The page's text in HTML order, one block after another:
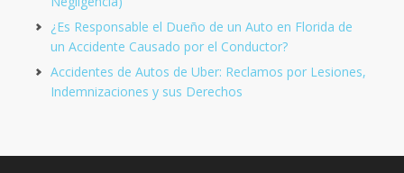
¿Es Responsable el Dueño de un Auto en Florida de
un Accidente Causado por el Conductor?
Accidentes de Autos de Uber: Reclamos por Lesiones,
Indemnizaciones y sus Derechos